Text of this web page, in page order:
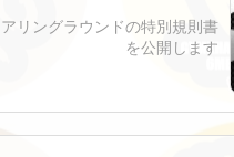
リングラウンドの特別規則書
を公開します